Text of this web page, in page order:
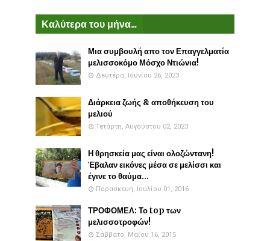
Καλύτερα του μήνα...
Μια συμβουλή απο τον Επαγγελματία
μελισσοκόμο Μόσχο Ντιώνια!
Δευτέρα, Ιουνίου 26, 2023
Διάρκεια ζωής & αποθήκευση του
μελιού
Τετάρτη, Αυγούστου 02, 2023
Η θρησκεία μας είναι ολοζώντανη!
Έβαλαν εικόνες μέσα σε μελίσσι και
έγινε το θαύμα...
Παρασκευή, Ιουλίου 01, 2016
ΤΡΟΦΟΜΕΛ: Το top των
μελισσοτροφών!
Σάββατο, Μαΐου 16, 2015